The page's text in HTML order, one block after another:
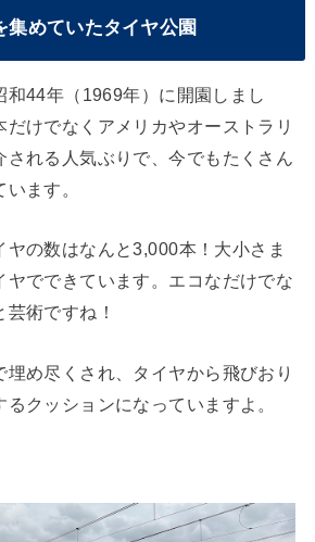
集めていたタイヤ公園
和44年（1969年）に開園しまし
だけでなくアメリカやオーストラリ
される人気ぶりで、今でもたくさん
ます。
ヤの数はなんと3,000本！大小さま
ヤでできています。エコなだけでな
芸術ですね！
め尽くされ、タイヤから飛びおり
クッションになっていますよ。